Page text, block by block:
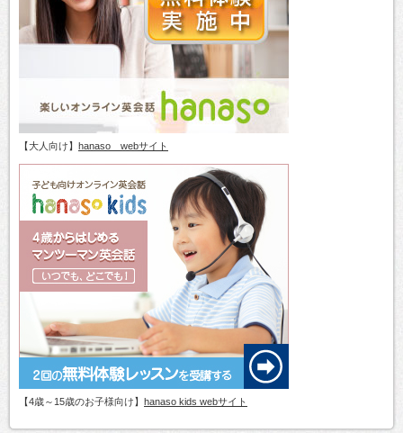
【大人向け】 hanaso webサイト
【4歳～15歳のお子様向け】 hanaso kids webサイト